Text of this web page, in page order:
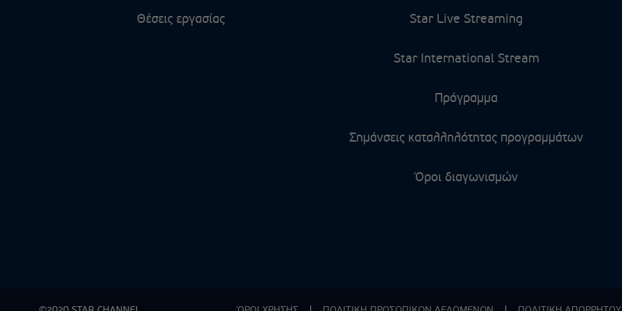
Θέσεις εργασίας Star Live Streaming
Star International Stream
Πρόγραμμα
Σημάνσεις καταλληλότητας προγραμμάτων
Όροι διαγωνισμών